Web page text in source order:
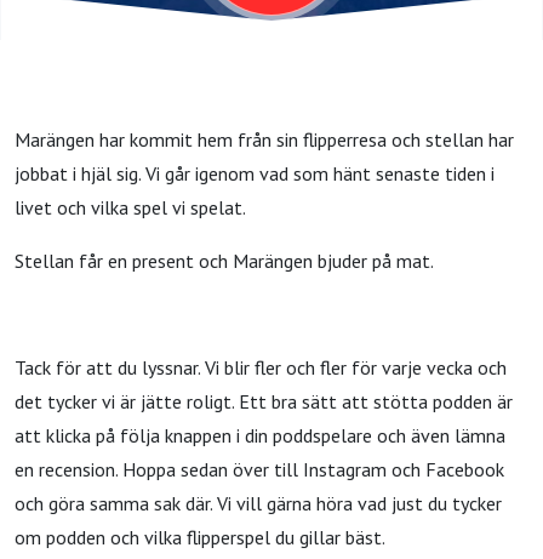
plastpåsar
Marängen har kommit hem från sin flipperresa och stellan har
jobbat i hjäl sig. Vi går igenom vad som hänt senaste tiden i
livet och vilka spel vi spelat.
Stellan får en present och Marängen bjuder på mat.
Tack för att du lyssnar. Vi blir fler och fler för varje vecka och
det tycker vi är jätte roligt. Ett bra sätt att stötta podden är
att klicka på följa knappen i din poddspelare och även lämna
en recension. Hoppa sedan över till Instagram och Facebook
och göra samma sak där. Vi vill gärna höra vad just du tycker
om podden och vilka flipperspel du gillar bäst.